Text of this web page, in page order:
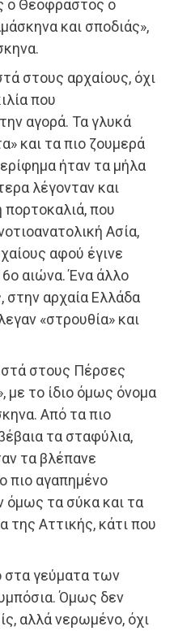
ο Θεόφραστος ο
και σποδιάς»,
στους αρχαίους, όχι
που
αγορά. Τα γλυκά
και τα πιο ζουμερά
ήταν τα μήλα
λέγονταν και
που
Ασία,
αφού έγινε
αιώνα. Ένα άλλο
αρχαία Ελλάδα
«στρουθία» και
στους Πέρσες
με το ίδιο όμως όνομα
Από τα πιο
τα σταφύλια,
τα βλέπανε
πιο αγαπημένο
τα σύκα και τα
της Αττικής, κάτι που
στα γεύματα των
Όμως δεν
αλλά νερωμένο, όχι